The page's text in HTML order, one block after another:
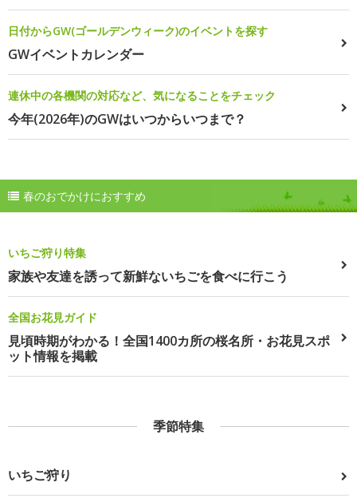
日付からGW(ゴールデンウィーク)のイベントを探す
GWイベントカレンダー
連休中の各機関の対応など、気になることをチェック
今年(2026年)のGWはいつからいつまで？
春のおでかけにおすすめ
いちご狩り特集
家族や友達を誘って新鮮ないちごを食べに行こう
全国お花見ガイド
見頃時期がわかる！全国1400カ所の桜名所・お花見スポ
ット情報を掲載
季節特集
いちご狩り